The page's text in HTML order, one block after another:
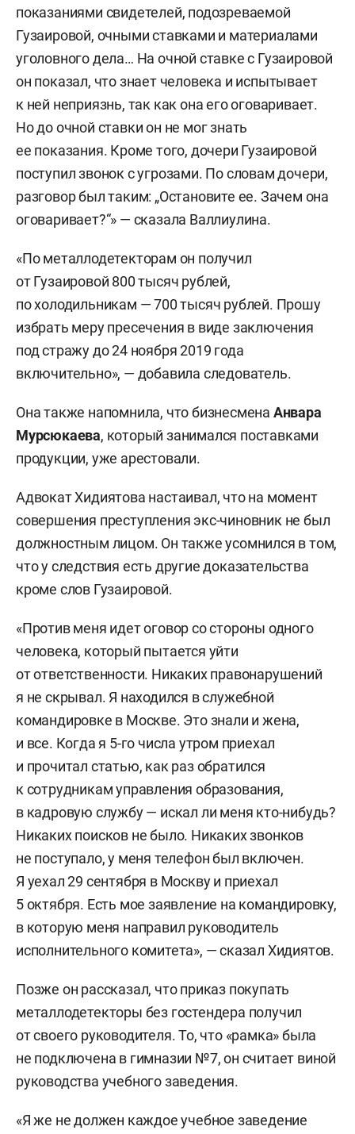
показаниями свидетелей, подозреваемой
Гузаировой, очными ставками и материалами
уголовного дела… На очной ставке с Гузаировой
он показал, что знает человека и испытывает
к ней неприязнь, так как она его оговаривает.
Но до очной ставки он не мог знать
ее показания. Кроме того, дочери Гузаировой
поступил звонок с угрозами. По словам дочери,
разговор был таким: „Остановите ее. Зачем она
оговаривает?“» — сказала Валлиулина.
«По металлодетекторам он получил
от Гузаировой 800 тысяч рублей,
по холодильникам — 700 тысяч рублей. Прошу
избрать меру пресечения в виде заключения
под стражу до 24 ноября 2019 года
включительно», — добавила следователь.
Она также напомнила, что бизнесмена Анвара
Мурсюкаева, который занимался поставками
продукции, уже арестовали.
Адвокат Хидиятова настаивал, что на момент
совершения преступления экс-чиновник не был
должностным лицом. Он также усомнился в том,
что у следствия есть другие доказательства
кроме слов Гузаировой.
«Против меня идет оговор со стороны одного
человека, который пытается уйти
от ответственности. Никаких правонарушений
я не скрывал. Я находился в служебной
командировке в Москве. Это знали и жена,
и все. Когда я 5-го числа утром приехал
и прочитал статью, как раз обратился
к сотрудникам управления образования,
в кадровую службу — искал ли меня кто-нибудь?
Никаких поисков не было. Никаких звонков
не поступало, у меня телефон был включен.
Я уехал 29 сентября в Москву и приехал
5 октября. Есть мое заявление на командировку,
в которую меня направил руководитель
исполнительного комитета», — сказал Хидиятов.
Позже он рассказал, что приказ покупать
металлодетекторы без гостендера получил
от своего руководителя. То, что «рамка» была
не подключена в гимназии №7, он считает виной
руководства учебного заведения.
«Я же не должен каждое учебное заведение